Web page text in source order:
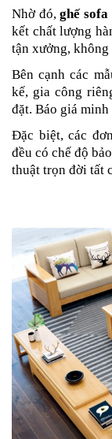
Nhờ đó,ghế
kết chất lượng
tận xưởng,
Bên cạnh các
kế, gia công
đặt. Báo giá
Đặc biệt, các
đều có chế độ
thuật trọn đời tất